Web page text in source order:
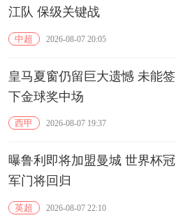
江队 保级关键战
中超 2026-08-07 20:05
皇马夏窗仍留巨大遗憾 未能签
下金球奖中场
西甲 2026-08-07 19:37
曝鲁利即将加盟曼城 世界杯冠
军门将回归
英超 2026-08-07 22:10